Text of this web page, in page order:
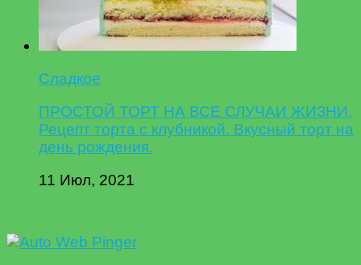
Сладкое
ПРОСТОЙ ТОРТ НА ВСЕ СЛУЧАИ ЖИЗНИ.
Рецепт торта с клубникой. Вкусный торт на
день рождения.
11 Июл, 2021